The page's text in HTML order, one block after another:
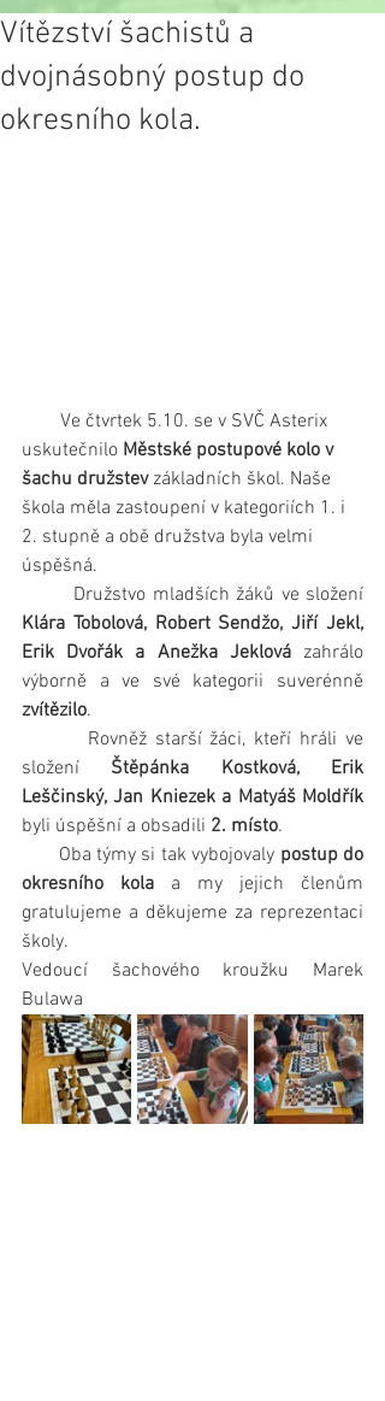
Vítězství šachistů a
dvojnásobný postup do
okresního kola.
uskutečnilo Městské postupové kolo v
šachu družstev základních škol. Naše
škola měla zastoupení v kategoriích 1. i
2. stupně a obě družstva byla velmi
úspěšná.
Klára Tobolová, Robert Sendžo, Jiří Jekl,
Erik Dvořák a Anežka Jeklová zahrálo
zvítězilo.
složení Štěpánka Kostková, Erik
Leščinský, Jan Kniezek a Matyáš Moldřík
byli úspěšní a obsadili 2. místo.
       Oba týmy si tak vybojovaly
postup do
okresního kola a my jejich členům
gratulujeme a děkujeme za reprezentaci
školy.
Vedoucí šachového kroužku Marek
Bulawa